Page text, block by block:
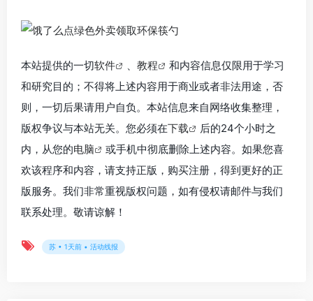
本站提供的一切软件 教程
和内容信息仅限用于学习
和研究目的；不得将上述内容用于商业或者非法用途，否
则，一切后果请用户自负。本站信息来自网络收集整理，
版权争议与本站无关。您必须在下载
后的24个小时之
内，从您的电脑
或手机中彻底删除上述内容。如果您喜
欢该程序和内容，请支持正版，购买注册，得到更好的正
版服务。我们非常重视版权问题，如有侵权请邮件与我们
联系处理。敬请谅解！
苏 • 1天前 • 活动线报